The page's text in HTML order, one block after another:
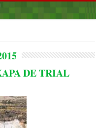
DE TRIAL